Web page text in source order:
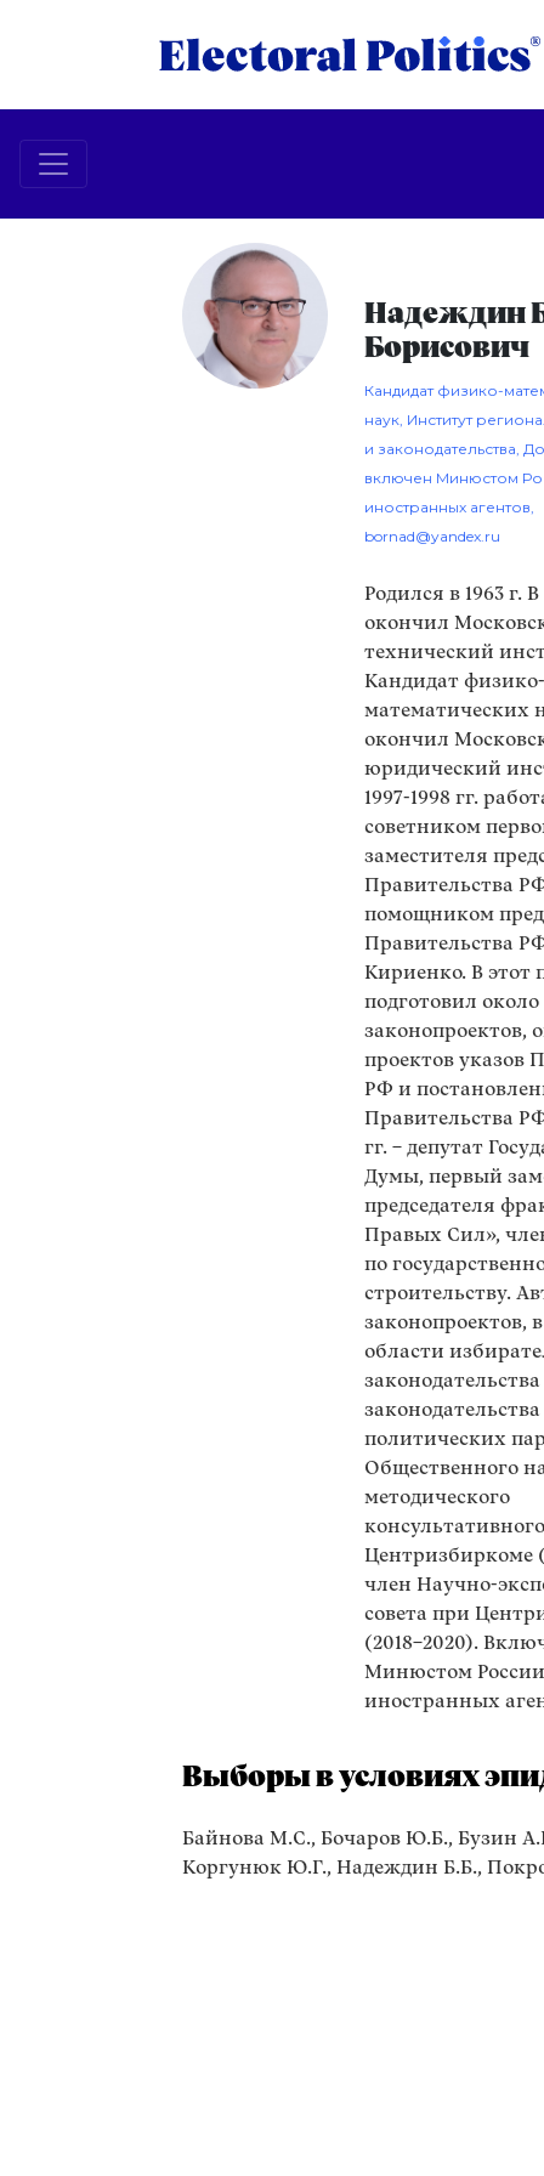
Надеждин
Борисович
Кандидат физико-
наук, Институт
и законодательства,
включен Минюстом
иностранных агентов,
bornad@yandex.ru
Родился в 1963 г. В
окончил
технический
Кандидат физико-
математических
окончил
юридический
1997-1998 гг.
советником
заместителя
Правительства
помощником
Правительства
Кириенко. В этот
подготовил около
законопроектов,
проектов указов
РФ и
Правительства
гг. – депутат
Думы, первый
председателя
Правых Сил»,
по
строительству.
законопроектов,
области
законодательства
политических
Общественного
методического
Центризбиркоме
член Научно-
совета при
(2018–2020).
Минюстом России
иностранных
Выборы в условиях
Байнова М.С., Бочаров Ю.Б., Бузин
Коргунюк Ю.Г., Надеждин Б.Б.,